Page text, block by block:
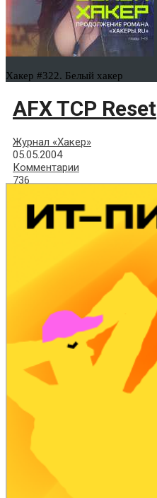
Хакер #322. Белый хакер
AFX TCP Reset
Журнал «Хакер»
05.05.2004
Комментарии
736